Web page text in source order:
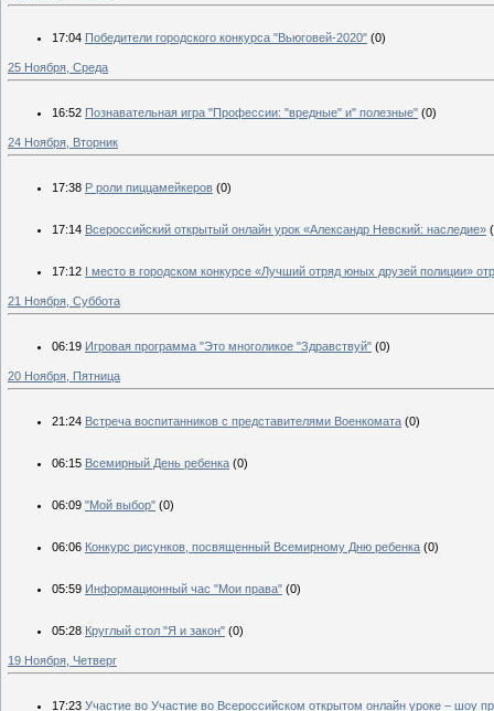
17:04 Победители городского конкурса "Вьюговей-2020" (0)
25 Ноября, Среда
16:52 Познавательная игра "Профессии: "вредные" и" полезные" (0)
24 Ноября, Вторник
17:38 Р роли пиццамейкеров (0)
17:14 Всероссийский открытый онлайн урок «Александр Невский: наследие»
17:12 I место в городском конкурсе «Лучший отряд юных друзей полиции»
21 Ноября, Суббота
06:19 Игровая программа "Это многоликое "Здравствуй" (0)
20 Ноября, Пятница
21:24 Встреча воспитанников с представителями Военкомата (0)
06:15 Всемирный День ребенка (0)
06:09 "Мой выбор" (0)
06:06 Конкурс рисунков, посвященный Всемирному Дню ребенка (0)
05:59 Информационный час "Мои права" (0)
05:28 Круглый стол "Я и закон" (0)
19 Ноября, Четверг
17:23 Участие во Участие во Всероссийском открытом онлайн уроке – шоу